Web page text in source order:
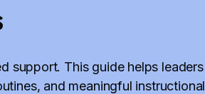
support. This guide helps leaders
and meaningful instructional